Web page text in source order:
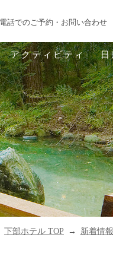
話でのご予約・お問い合わせ
アクティビティ
新着情報
下部ホテル TOP